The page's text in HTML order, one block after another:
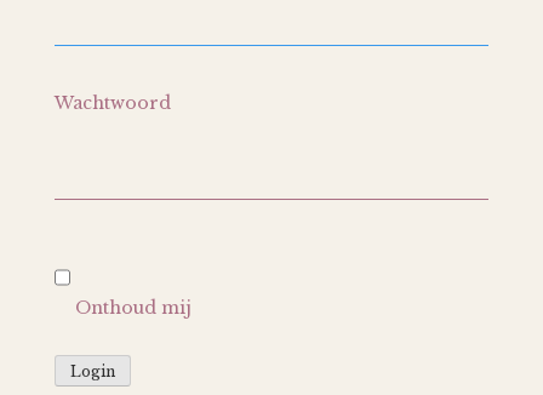
Wachtwoord
Onthoud mij
Login